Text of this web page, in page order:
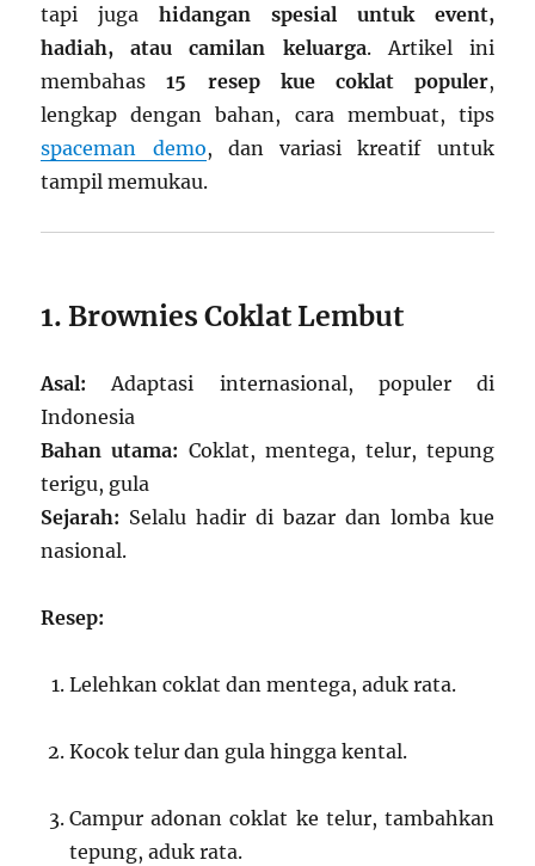
tapi jugahidangan spesial untuk event,
hadiah, atau camilan keluarga. Artikel ini
membahas15 resep kue coklat populer,
lengkap dengan bahan, cara membuat, tips
spaceman demo, dan variasi kreatif untuk
tampil memukau.
1. Brownies Coklat Lembut
Asal: Adaptasi internasional, populer di
Indonesia
Bahan utama: Coklat, mentega, telur, tepung
terigu, gula
Sejarah: Selalu hadir di bazar dan lomba kue
nasional.
Resep:
Lelehkan coklat dan mentega, aduk rata.
Kocok telur dan gula hingga kental.
Campur adonan coklat ke telur, tambahkan
tepung, aduk rata.